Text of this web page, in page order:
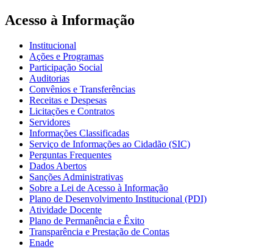
Acesso à Informação
Institucional
Ações e Programas
Participação Social
Auditorias
Convênios e Transferências
Receitas e Despesas
Licitações e Contratos
Servidores
Informações Classificadas
Serviço de Informações ao Cidadão (SIC)
Perguntas Frequentes
Dados Abertos
Sanções Administrativas
Sobre a Lei de Acesso à Informação
Plano de Desenvolvimento Institucional (PDI)
Atividade Docente
Plano de Permanência e Êxito
Transparência e Prestação de Contas
Enade